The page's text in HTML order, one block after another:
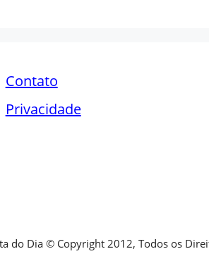
Contato
Privacidade
do Dia © Copyright 2012, Todos os